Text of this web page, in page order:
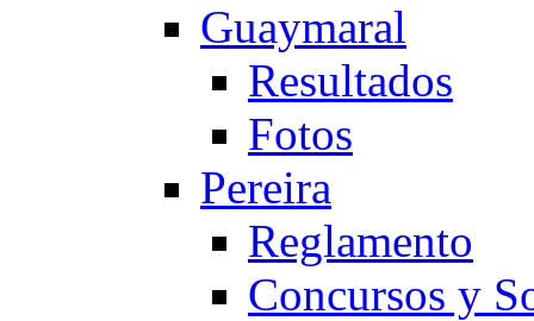
Guaymaral
Resultados
Fotos
Pereira
Reglamento
Concursos y